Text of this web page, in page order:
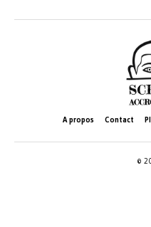
A propos Contact
©